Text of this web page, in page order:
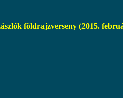
földrajzverseny (2015.